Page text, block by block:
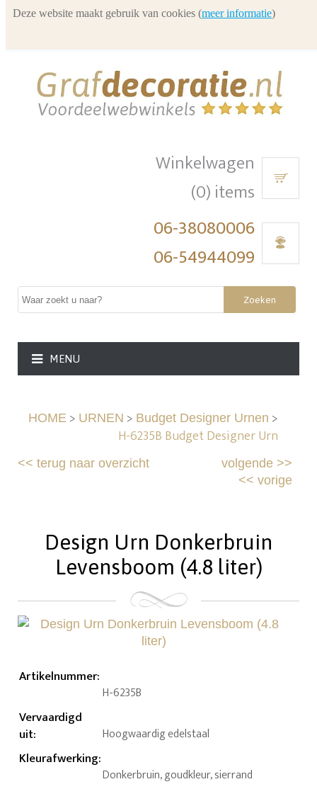
Winkelwagen
(0) items
06-38080006
06-54944099
Zoeken
MENU
HOME> URNEN > Budget Designer Urnen >
H-6235B Budget Designer Urn
<<terug naar overzicht volgende>>
<< vorige
Design Urn Donkerbruin
Levensboom (4.8 liter)
Artikelnummer:
H-6235B
Vervaardigd
uit: Hoogwaardig edelstaal
Kleurafwerking:
Donkerbruin, goudkleur, sierrand
Deze website maakt gebruik van cookies (meer informatie)